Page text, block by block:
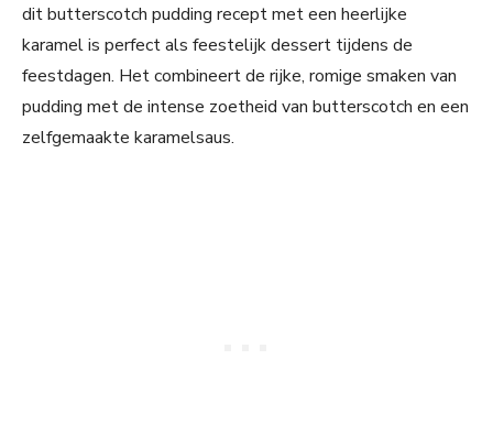
dit butterscotch pudding recept met een heerlijke
karamel is perfect als feestelijk dessert tijdens de
feestdagen. Het combineert de rijke, romige smaken van
pudding met de intense zoetheid van butterscotch en een
zelfgemaakte karamelsaus.